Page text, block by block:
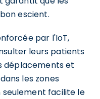
escient.
par l'IoT,
leurs patients
déplacements et
les zones
facilite le